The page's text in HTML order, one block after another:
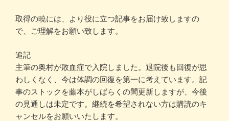
取得の暁には、より役に立つ記事をお届け致しますの
で、ご理解をお願い致します。
追記
主筆の奥村が敗血症で入院しました。退院後も回復が思
わしくなく、今は体調の回復を第一に考えています。記
事のストックを藤本がしばらくの間更新しますが、今後
の見通しは未定です。継続を希望されない方は購読のキ
ャンセルをお願いいたします。